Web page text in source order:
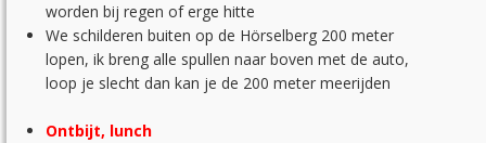
worden bij regen of erge hitte
We schilderen buiten op de Hörselberg 200 meter
lopen, ik breng alle spullen naar boven met de auto,
loop je slecht dan kan je de 200 meter meerijden
Ontbijt, lunch